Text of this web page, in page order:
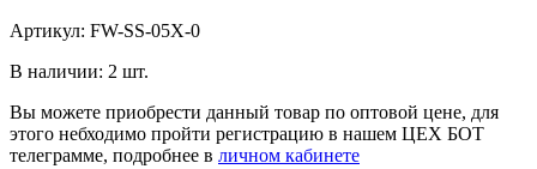
Артикул: FW-SS-05X-0
В наличии: 2 шт.
Вы можете приобрести данный товар по оптовой цене, для
этого небходимо пройти регистрацию в нашем ЦЕХ БОТ
телеграмме, подробнее в личном кабинете